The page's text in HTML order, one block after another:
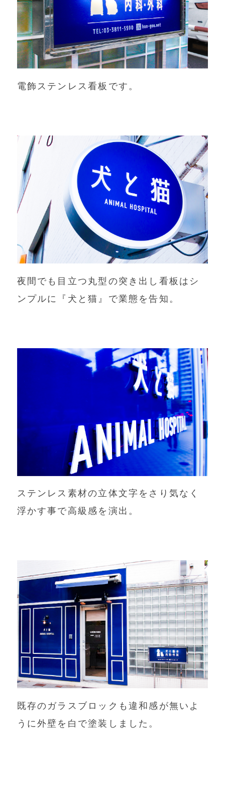
電飾ステンレス看板です。
夜間でも目立つ丸型の突き出し看板はシ
ンプルに『犬と猫』で業態を告知。
ステンレス素材の立体文字をさり気なく
浮かす事で高級感を演出。
既存のガラスブロックも違和感が無いよ
うに外壁を白で塗装しました。